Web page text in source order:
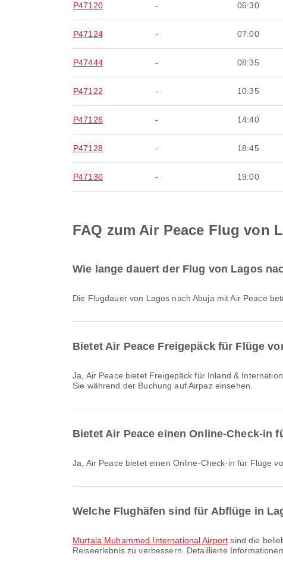
P47120 - 06:30
P47124 - 07:00
P47444 - 08:35
P47122 - 10:35
P47126 - 14:40
P47128 - 18:45
P47130 - 19:00
FAQ zum Air Peace Flug von
Wie lange dauert der Flug von Lagos
Die Flugdauer von Lagos nach Abuja mit Air Peace
Bietet Air Peace Freigepäck für Flüge
Ja, Air Peace bietet Freigepäck für Inland & International Flüge von Lagos nach Abuja an. Die Details variieren je nach Tickettyp und Reiseziel. Die Gepäckdetails können
Sie während der Buchung auf Airpaz einsehen.
Bietet Air Peace einen Online-Check-in
Ja, Air Peace bietet einen Online-Check-in für Flüge
Welche Flughäfen sind für Abflüge in
Murtala Muhammed International Airport sind die
Reiseerlebnis zu verbessern. Detaillierte